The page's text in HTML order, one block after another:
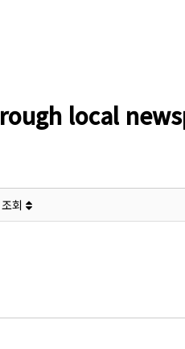
local
조회